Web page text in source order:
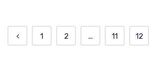
1 2 ... 11 12